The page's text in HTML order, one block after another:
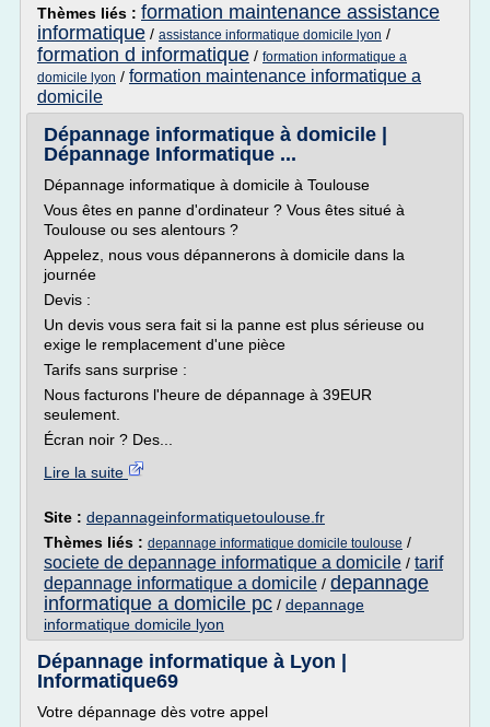
Thèmes liés : formation maintenance assistance
informatique / assistance informatique domicile lyon /
formation d informatique / formation informatique a
domicile lyon / formation maintenance informatique a
domicile
Dépannage informatique à domicile |
Dépannage Informatique ...
Dépannage informatique à domicile à Toulouse
Vous êtes en panne d'ordinateur ? Vous êtes situé à
Toulouse ou ses alentours ?
Appelez, nous vous dépannerons à domicile dans la
journée
Devis :
Un devis vous sera fait si la panne est plus sérieuse ou
exige le remplacement d'une pièce
Tarifs sans surprise :
Nous facturons l'heure de dépannage à 39EUR
seulement.
Écran noir ? Des...
Lire la suite
Site : depannageinformatiquetoulouse.fr
Thèmes liés : depannage informatique domicile toulouse /
societe de depannage informatique a domicile / tarif
depannage informatique a domicile / depannage
informatique a domicile pc / depannage
informatique domicile lyon
Dépannage informatique à Lyon |
Informatique69
Votre dépannage dès votre appel